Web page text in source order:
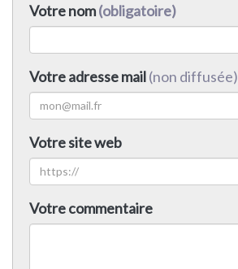
Votre nom(obligatoire)
Votre adresse mail(non diffusée)
Votre site web
Votre commentaire